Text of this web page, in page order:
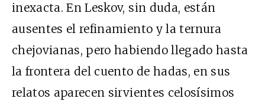
inexacta. En Leskov, sin duda, están
ausentes el refinamiento y la ternura
chejovianas, pero habiendo llegado hasta
la frontera del cuento de hadas, en sus
relatos aparecen sirvientes celosísimos